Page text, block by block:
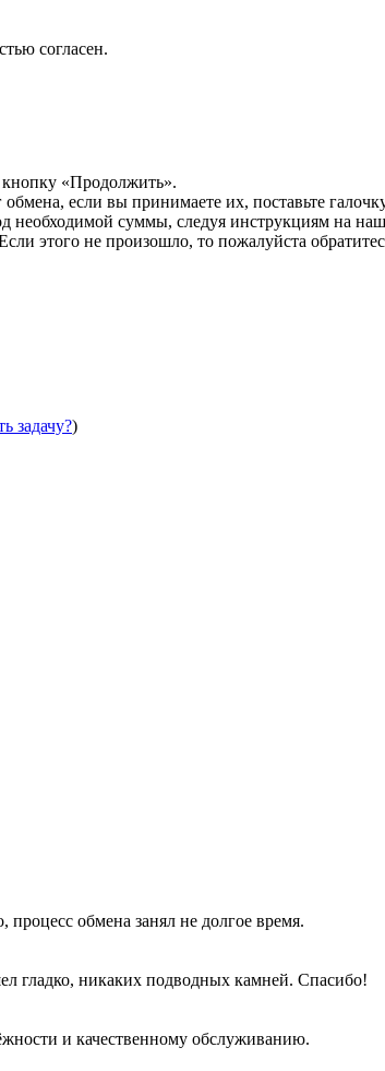
согласен.
«Продолжить».
если вы принимаете их, поставьте
необходимой суммы, следуя инструкциям на
этого не произошло, то пожалуйста
задачу?)
обмена занял не долгое время.
гладко, никаких подводных камней. Спасибо!
и качественному обслуживанию.